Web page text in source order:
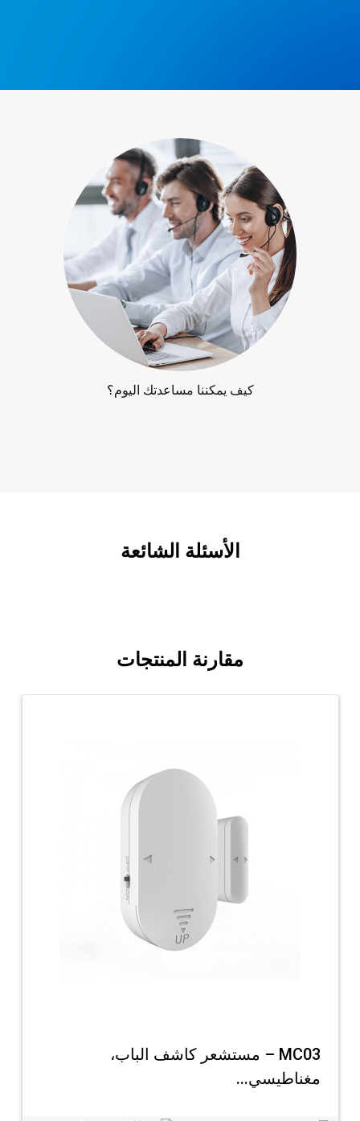
كيف يمكننا مساعدتك اليوم؟
الأسئلة الشائعة
مقارنة المنتجات
MC03 – مستشعر كاشف الباب،
مغناطيسي...